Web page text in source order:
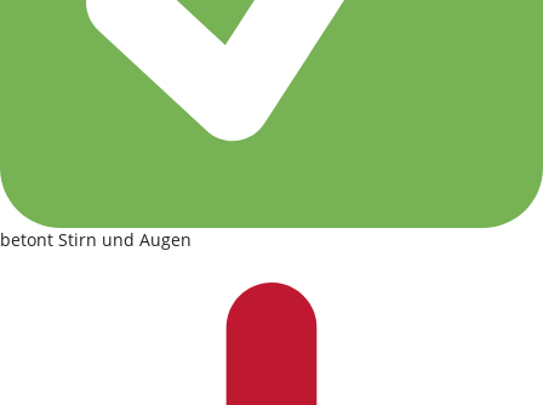
betont Stirn und Augen